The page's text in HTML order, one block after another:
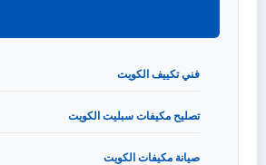
فني تكييف الكويت
تصليح مكيفات سبليت الكويت
صيانة مكيفات الكويت